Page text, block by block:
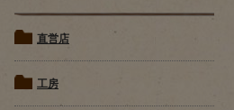
直営店
工房